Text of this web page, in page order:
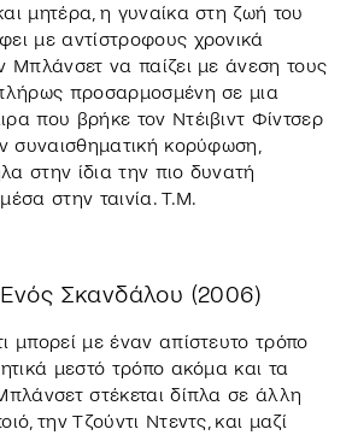
μητέρα, η γυναίκα στη ζωή του
με αντίστροφους χρονικά
Μπλάνσετ να παίζει με άνεση τους
προσαρμοσμένη σε μια
που βρήκε τον Ντέιβιντ Φίντσερ
συναισθηματική κορύφωση,
στην ίδια την πιο δυνατή
στην ταινία. T.M.
Σκανδάλου (2006)
μπορεί με έναν απίστευτο τρόπο
μεστό τρόπο ακόμα και τα
στέκεται δίπλα σε άλλη
την Τζούντι Ντεντς, και μαζί